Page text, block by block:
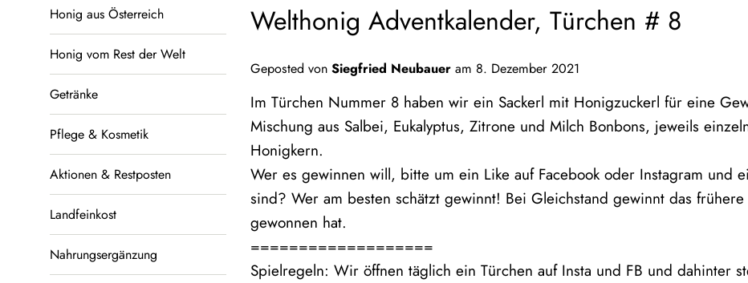
Honig aus Österreich
Honig vom Rest der Welt
Getränke
Pflege & Kosmetik
Aktionen & Restposten
Landfeinkost
Nahrungsergänzung
Welthonig Adventkalender, Türchen # 8
Geposted von Siegfried Neubauer am 8. Dezember 2021
Im Türchen Nummer 8 haben wir ein Sackerl mit Honigzuckerl für eine
Mischung aus Salbei, Eukalyptus, Zitrone und Milch Bonbons, jeweils
Honigkern.
Wer es gewinnen will, bitte um ein Like auf Facebook oder Instagram und
sind? Wer am besten schätzt gewinnt! Bei Gleichstand gewinnt das
gewonnen hat.
===================
Spielregeln: Wir öffnen täglich ein Türchen auf Insta und FB und dahinter